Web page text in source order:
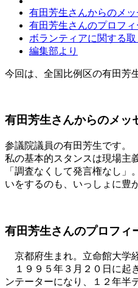
有田芳生さんからのメッ
有田芳生さんのプロフ
ボランティアに関する
編集部より
今回は、全国比例区の有田芳
有田芳生さんからのメッ
参議院議員の有田芳生です。
私の基本的スタンスは現場主
「調査なくして発言権なし
いをするのも、いっしょに豊
有田芳生さんのプロフィ
京都府生まれ。立命館大学
１９９５年３月２０日に起
ンテーターになり、１２年半